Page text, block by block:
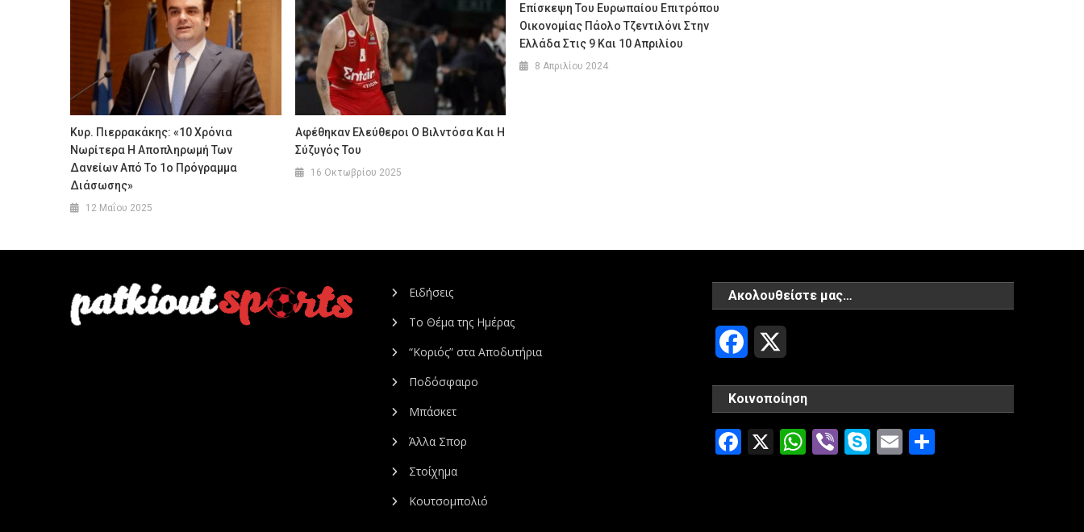
Κυρ. Πιερρακάκης: «10 Χρόνια
Νωρίτερα Η Αποπληρωμή Των
Δανείων Από Το 1ο Πρόγραμμα
Διάσωσης»
12 Μαΐου 2025
Αφέθηκαν Ελεύθεροι Ο Βιλντόσα Και Η
Σύζυγός Του
16 Οκτωβρίου 2025
Επίσκεψη Του Ευρωπαίου Επιτρόπου
Οικονομίας Πάολο Τζεντιλόνι Στην
Ελλάδα Στις 9 Και 10 Απριλίου
8 Απριλίου 2024
Ειδήσεις
Το Θέμα της Ημέρας
“Κοριός” στα Αποδυτήρια
Ποδόσφαιρο
Μπάσκετ
Άλλα Σπορ
Στοίχημα
Κουτσομπολιό
Ακολουθείστε μας…
Facebook
Κοινοποίηση
Facebook
X WhatsApp
ViberSkype
Email